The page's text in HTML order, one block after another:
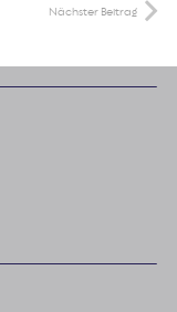
Nächster Beitrag